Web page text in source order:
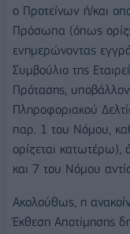
ο Προτείνων ή/και
Πρόσωπα (όπως
ενημερώνοντας
Συμβούλιο της
Πρότασης,
Πληροφοριακού
παρ. 1 του Νόμου,
ορίζεται
και 7 του Νόμου
Ακολούθως, η
Έκθεση Αποτίμησης